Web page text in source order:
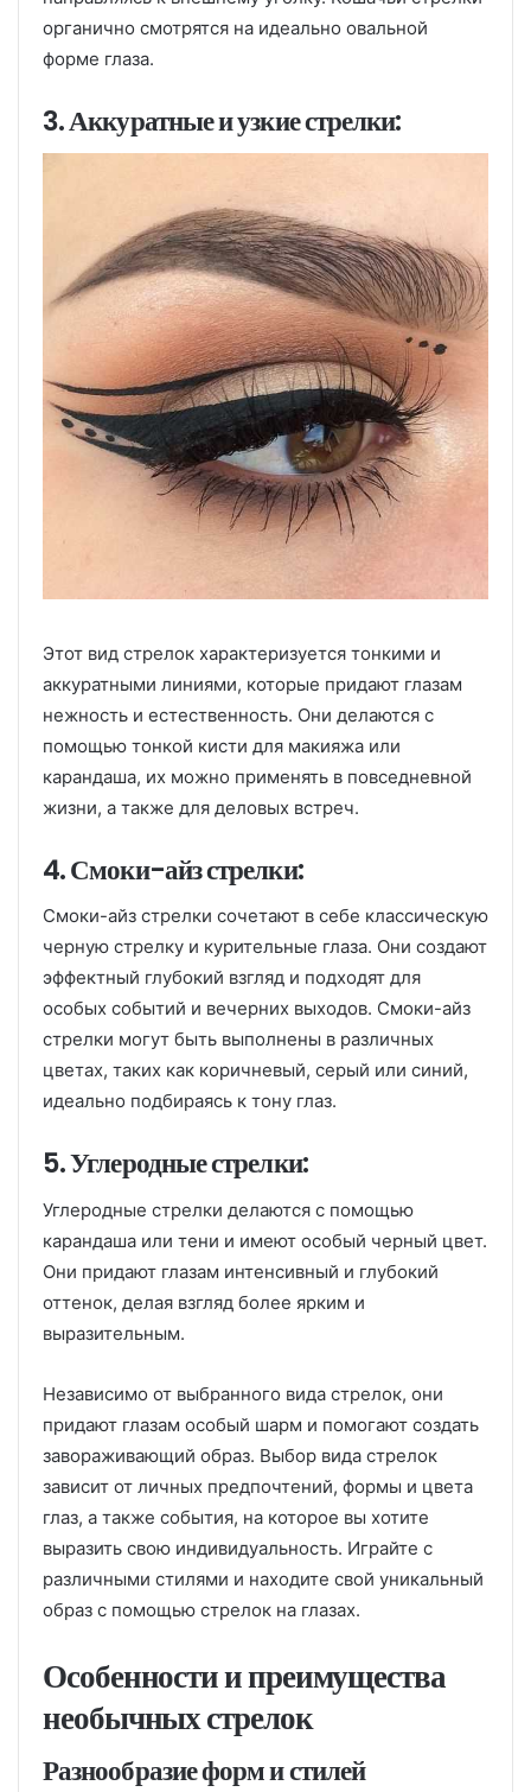
органично смотрятся на идеально овальной
форме глаза.
3. Аккуратные и узкие стрелки:
Этот вид стрелок характеризуется тонкими и
аккуратными линиями, которые придают глазам
нежность и естественность. Они делаются с
помощью тонкой кисти для макияжа или
карандаша, их можно применять в повседневной
жизни, а также для деловых встреч.
4. Смоки-айз стрелки:
Смоки-айз стрелки сочетают в себе классическую
черную стрелку и курительные глаза. Они создают
эффектный глубокий взгляд и подходят для
особых событий и вечерних выходов. Смоки-айз
стрелки могут быть выполнены в различных
цветах, таких как коричневый, серый или синий,
идеально подбираясь к тону глаз.
5. Углеродные стрелки:
Углеродные стрелки делаются с помощью
карандаша или тени и имеют особый черный цвет.
Они придают глазам интенсивный и глубокий
оттенок, делая взгляд более ярким и
выразительным.
Независимо от выбранного вида стрелок, они
придают глазам особый шарм и помогают создать
завораживающий образ. Выбор вида стрелок
зависит от личных предпочтений, формы и цвета
глаз, а также события, на которое вы хотите
выразить свою индивидуальность. Играйте с
различными стилями и находите свой уникальный
образ с помощью стрелок на глазах.
Особенности и преимущества
необычных стрелок
Разнообразие форм и стилей